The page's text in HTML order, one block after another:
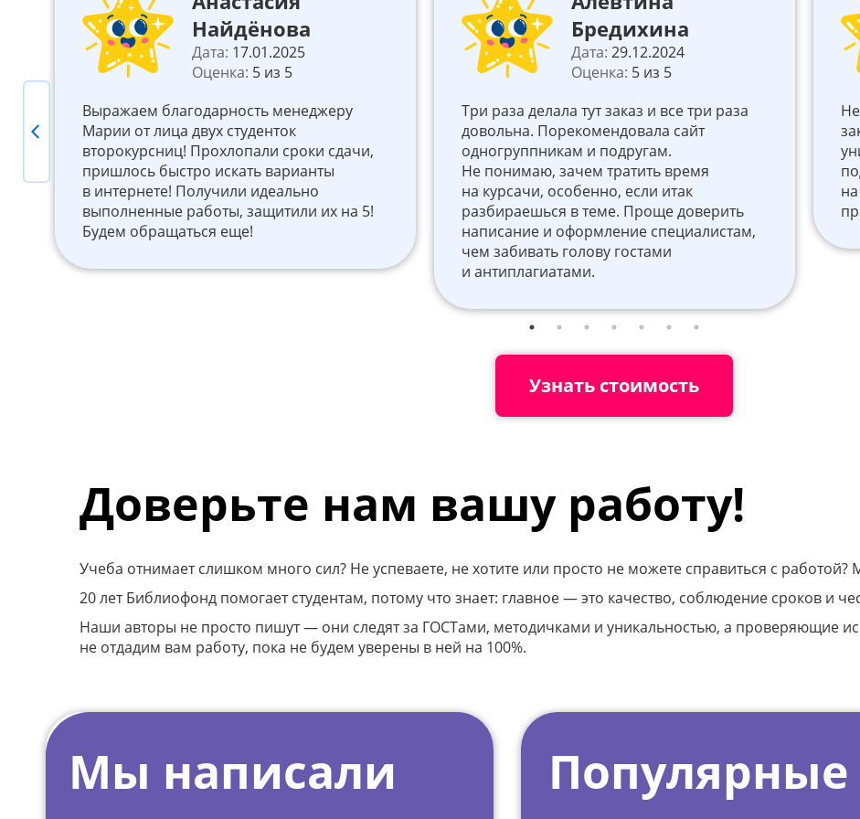
Previous
Найдёнова
Дата: 17.01.2025
Оценка: 5 из 5
Выражаем благодарность менеджеру
Марии от лица двух студенток
второкурсниц! Прохлопали сроки сдачи,
пришлось быстро искать варианты
в интернете! Получили идеально
выполненные работы, защитили их на 5!
Будем обращаться еще!
Бредихина
Дата: 29.12.2024
Оценка: 5 из 5
Три раза делала тут заказ и все три раза
довольна. Порекомендовала сайт
одногруппникам и подругам.
Не понимаю, зачем тратить время
на курсачи, особенно, если итак
разбираешься в теме. Проще доверить
написание и оформление специалистам,
чем забивать голову гостами
и антиплагиатами.
Узнать стоимость
Доверьте нам вашу работу!
Учеба отнимает слишком много сил? Не успеваете, не хотите или просто не можете справиться с
20 лет Библиофонд помогает студентам, потому что знает: главное — это качество, соблюдение сроков и
Наши авторы не просто пишут — они следят за ГОСТами, методичками и уникальностью, а проверяющие
не отдадим вам работу, пока не будем уверены в ней на 100%.
Мы написали
Роль и эффективность органов
финансового контроля в
минимизации теневого сектора
Срок
3 дня
Уникальность
82%
6550 ₽
88%
Курсовая работа 08.08.2026
Специализированные прокуратуры:
их виды и основные виды
деятельности
Срок
Уникальность
82%
3300 ₽